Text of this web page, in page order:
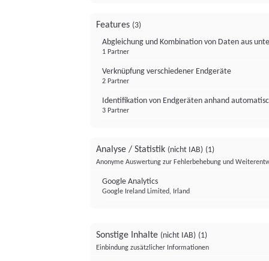
Features (3)
Abgleichung und Kombination von Daten aus
1 Partner
Verknüpfung verschiedener Endgeräte
2 Partner
Identifikation von Endgeräten anhand
3 Partner
Analyse / Statistik (nicht IAB) (1)
Anonyme Auswertung zur Fehlerbehebung und
Google Analytics
Google Ireland Limited, Irland
Sonstige Inhalte (nicht IAB) (1)
Einbindung zusätzlicher Informationen